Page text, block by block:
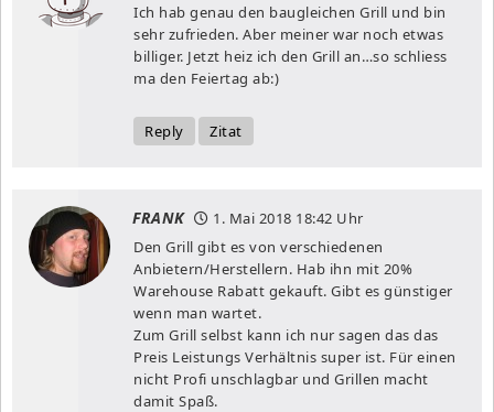
Ich hab genau den baugleichen Grill und bin
sehr zufrieden. Aber meiner war noch etwas
billiger. Jetzt heiz ich den Grill an…so schliess
ma den Feiertag ab:)
Reply Zitat
FRANK 1. Mai 2018 18:42 Uhr
Den Grill gibt es von verschiedenen
Anbietern/Herstellern. Hab ihn mit 20%
Warehouse Rabatt gekauft. Gibt es günstiger
wenn man wartet.
Zum Grill selbst kann ich nur sagen das das
Preis Leistungs Verhältnis super ist. Für einen
nicht Profi unschlagbar und Grillen macht
damit Spaß.